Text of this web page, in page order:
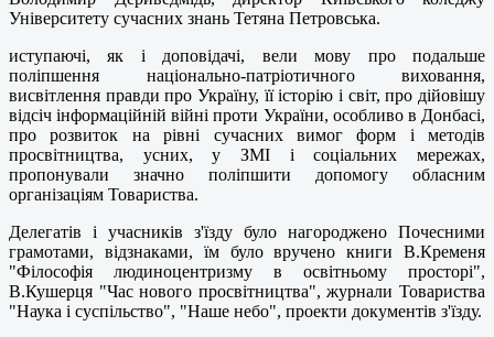
Університету сучасних знань Тетяна Петровська.
иступаючі, як і доповідачі, вели мову про подальше
поліпшення національно-патріотичного виховання,
висвітлення правди про Україну, її історію і світ, про дійовішу
відсіч інформаційній війні проти України, особливо в Донбасі,
про розвиток на рівні сучасних вимог форм і методів
просвітництва, усних, у ЗМІ і соціальних мережах,
пропонували значно поліпшити допомогу обласним
організаціям Товариства.
Делегатів і учасників з'їзду було нагороджено Почесними
грамотами, відзнаками, їм було вручено книги В.Кременя
"Філософія людиноцентризму в освітньому просторі",
В.Кушерця "Час нового просвітництва", журнали Товариства
"Наука і суспільство", "Наше небо", проекти документів з'їзду.